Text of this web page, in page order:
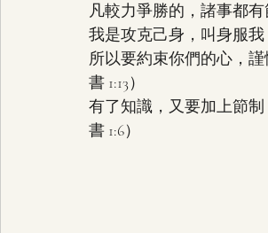
凡較力爭勝的，諸事都
我是攻克己身，叫身服
所以要約束你們的心，
書 1:13）
有了知識，又要加上節
書 1:6）